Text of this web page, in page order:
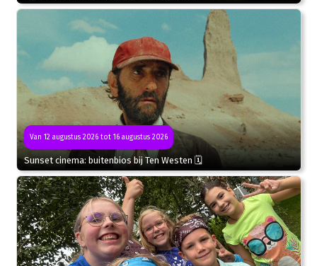
Van 12 augustus 2026 tot 16 augustus 2026
Sunset cinema: buitenbios bij Ten Westen 🗓